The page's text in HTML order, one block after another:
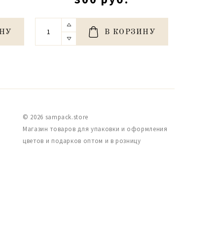
В КОРЗИНУ
© 2026 sampack.store
Магазин товаров для упаковки и оформления
цветов и подарков оптом и в розницу